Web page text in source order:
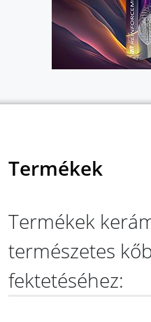
Termékek
Termékek
természetes
fektetéséhez: